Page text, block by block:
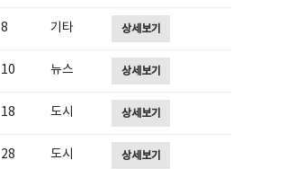
8 기타 상세보기
10 뉴스 상세보기
18 도시 상세보기
28 도시 상세보기